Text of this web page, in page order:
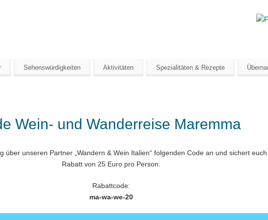
Sehenswürdigkeiten Aktivitäten Spezialitäten & Rezepte
Wein- und Wanderreise Maremma
über unseren Partner „Wandern & Wein Italien“ folgenden Code an und sichert
Rabatt von 25 Euro pro Person:
Rabattcode:
ma-wa-we-20